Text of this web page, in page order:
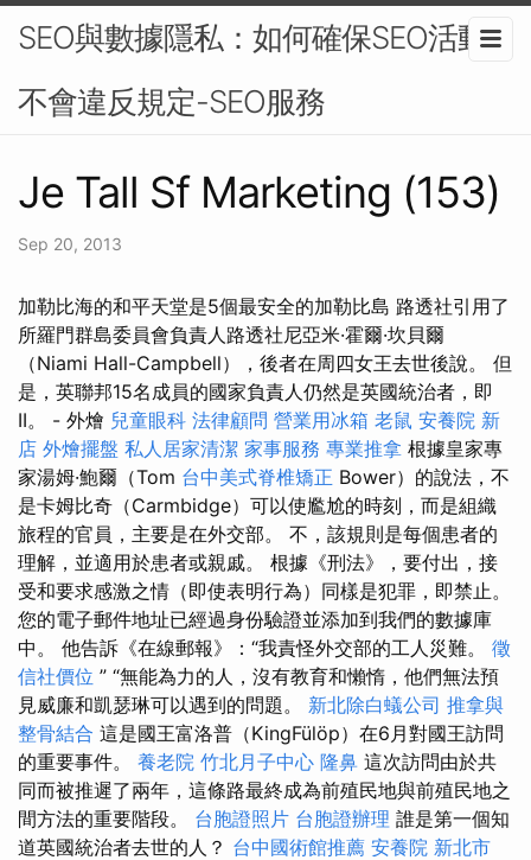
SEO與數據隱私：如何確保SEO活動
不會違反規定-SEO服務
Je Tall Sf Marketing (153)
Sep 20, 2013
加勒比海的和平天堂是5個最安全的加勒比島 路透社引用了
所羅門群島委員會負責人路透社尼亞米·霍爾·坎貝爾
（Niami Hall-Campbell），後者在周四女王去世後說。 但
是，英聯邦15名成員的國家負責人仍然是英國統治者，即
II。 - 外燴 兒童眼科 法律顧問 營業用冰箱 老鼠 安養院 新
店 外燴擺盤 私人居家清潔 家事服務 專業推拿 根據皇家專
家湯姆·鮑爾（Tom 台中美式脊椎矯正 Bower）的說法，不
是卡姆比奇（Carmbidge）可以使尷尬的時刻，而是組織
旅程的官員，主要是在外交部。 不，該規則是每個患者的
理解，並適用於患者或親戚。 根據《刑法》，要付出，接
受和要求感激之情（即使表明行為）同樣是犯罪，即禁止。
您的電子郵件地址已經過身份驗證並添加到我們的數據庫
中。 他告訴《在線郵報》：“我責怪外交部的工人災難。 徵
信社價位 ” “無能為力的人，沒有教育和懶惰，他們無法預
見威廉和凱瑟琳可以遇到的問題。 新北除白蟻公司 推拿與
整骨結合 這是國王富洛普（KingFülöp）在6月對國王訪問
的重要事件。 養老院 竹北月子中心 隆鼻 這次訪問由於共
同而被推遲了兩年，這條路最終成為前殖民地與前殖民地之
間方法的重要階段。 台胞證照片 台胞證辦理 誰是第一個知
道英國統治者去世的人？ 台中國術館推薦 安養院 新北市